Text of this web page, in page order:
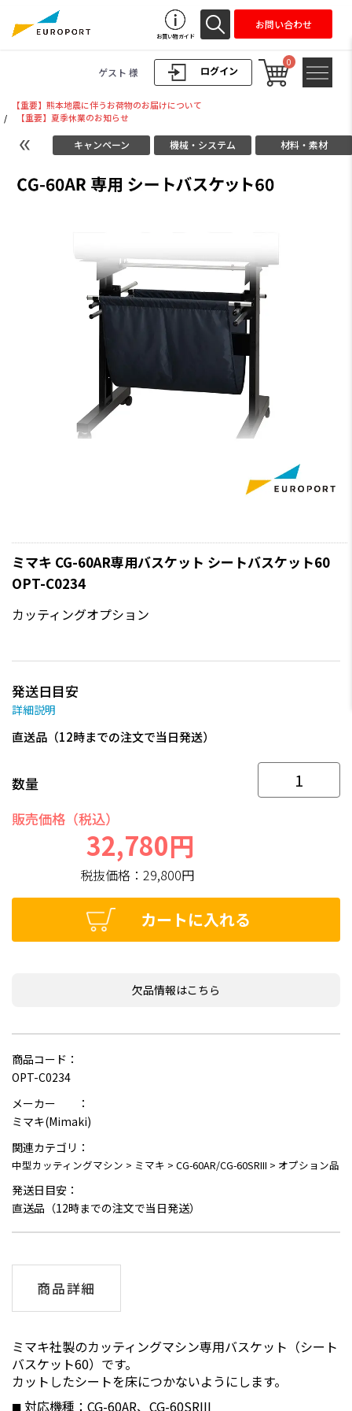
ログイン
ゲスト 様
0
お買い物ガイド
お問い合わせ
【重要】熊本地震に伴うお荷物のお届けについて
/
【重要】夏季休業のお知らせ
キャンペーン 機械・システム 材料・素材
ミマキ CG-60AR専用バスケット シートバスケット60
OPT-C0234
カッティングオプション
発送日目安
詳細説明
直送品（12時までの注文で当日発送）
数量
販売価格（税込）
32,780円
税抜価格：29,800円
カートに入れる
欠品情報はこちら
商品コード：
OPT-C0234
メーカー ：
ミマキ(Mimaki)
関連カテゴリ：
中型カッティングマシン > ミマキ > CG-60AR/CG-60SRIII > オプション品
発送日目安：
直送品（12時までの注文で当日発送）
商品詳細
ミマキ社製のカッティングマシン専用バスケット（シート
バスケット60）です。
カットしたシートを床につかないようにします。
対応機種：CG-60AR、CG-60SRIII